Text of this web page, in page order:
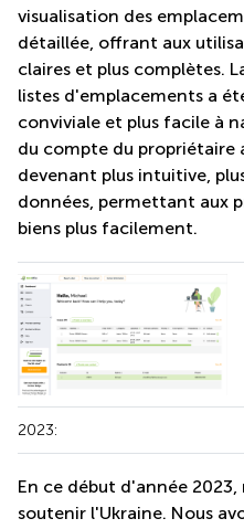
visualisation des
détaillée, offrant aux
claires et plus complètes.
listes d'emplacements a
conviviale et plus facile à
du compte du propriétaire
devenant plus intuitive,
données, permettant aux
biens plus facilement.
2023:
En ce début d'année
soutenir l'Ukraine. Nous